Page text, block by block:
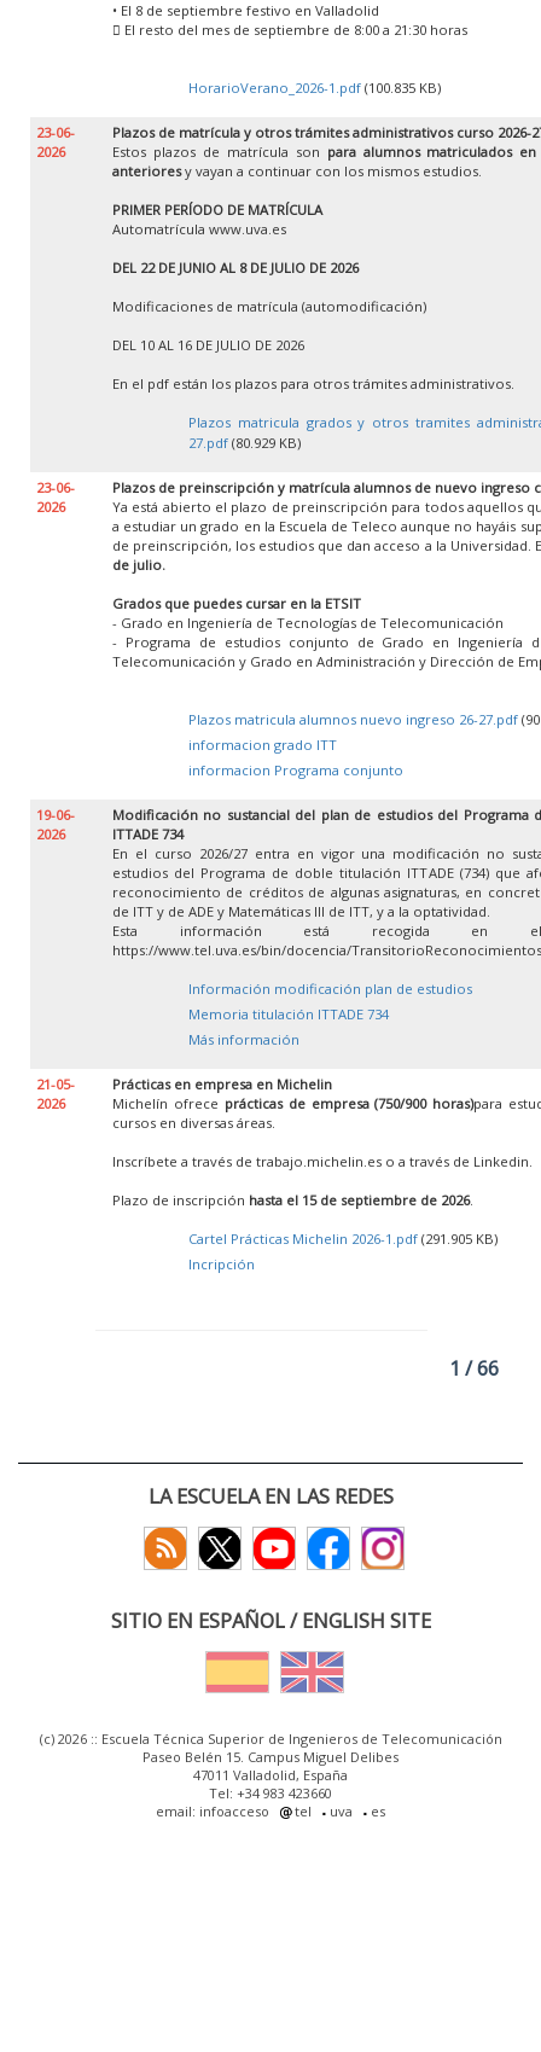
• El 8 de septiembre festivo en Valladolid
 El resto del mes de septiembre de 8:00 a 21:30 horas
HorarioVerano_2026-1.pdf (100.835 KB)
23-06-
2026
Plazos de matrícula y otros trámites administrativos curso 2026-
Estos plazos de matrícula son para alumnos matriculados
anterioresy vayan a continuar con los mismos estudios.
PRIMER PERÍODO DE MATRÍCULA
Automatrícula www.uva.es
DEL 22 DE JUNIO AL 8 DE JULIO DE 2026
Modificaciones de matrícula (automodificación)
DEL 10 AL 16 DE JULIO DE 2026
En el pdf están los plazos para otros trámites administrativos.
Plazos matricula grados y otros tramites
27.pdf (80.929 KB)
23-06-
2026
Plazos de preinscripción y matrícula alumnos de nuevo ingreso
Ya está abierto el plazo de preinscripción para todos aquellos
a estudiar un grado en la Escuela de Teleco aunque no hayáis
de preinscripción, los estudios que dan acceso a la Universidad.
de julio.
Grados que puedes cursar en la ETSIT
- Grado en Ingeniería de Tecnologías de Telecomunicación
- Programa de estudios conjunto de Grado en Ingeniería
Telecomunicación y Grado en Administración y Dirección de
Plazos matricula alumnos nuevo ingreso 26-27.pdf
informacion grado ITT
informacion Programa conjunto
19-06-
2026
Modificación no sustancial del plan de estudios del Programa
ITTADE 734
En el curso 2026/27 entra en vigor una modificación no
estudios del Programa de doble titulación ITTADE (734) que
reconocimiento de créditos de algunas asignaturas, en
de ITT y de ADE y Matemáticas III de ITT, y a la optatividad.
Esta información está recogida en el
https://www.tel.uva.es/bin/docencia/
Información modificación plan de estudios
Memoria titulación ITTADE 734
Más información
21-05-
2026
Prácticas en empresa en Michelin
Michelín ofrece prácticas de empresa (750/900 horas)para
cursos en diversas áreas.
Inscríbete a través de trabajo.michelin.es o a través de Linkedin.
Plazo de inscripción hasta el 15 de septiembre de 2026.
Cartel Prácticas Michelin 2026-1.pdf (291.905 KB)
Incripción
1 / 66
LA ESCUELA EN LAS REDES
SITIO EN ESPAÑOL / ENGLISH SITE
(c) 2026 :: Escuela Técnica Superior de Ingenieros de Telecomunicación
Paseo Belén 15. Campus Miguel Delibes
47011 Valladolid, España
Tel: +34 983 423660
email: infoacceso
tel uva es